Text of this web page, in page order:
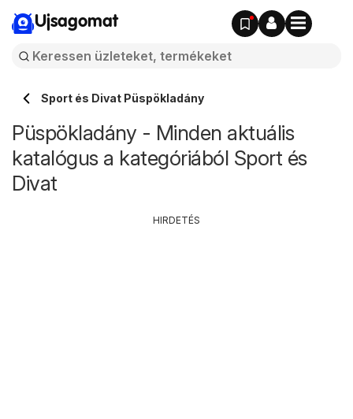
Ujsagomat
Sport és Divat Püspökladány
Püspökladány - Minden aktuális
katalógus a kategóriából Sport és
Divat
HIRDETÉS